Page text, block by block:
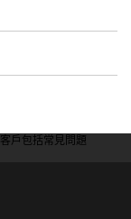
客戶包括常見問題